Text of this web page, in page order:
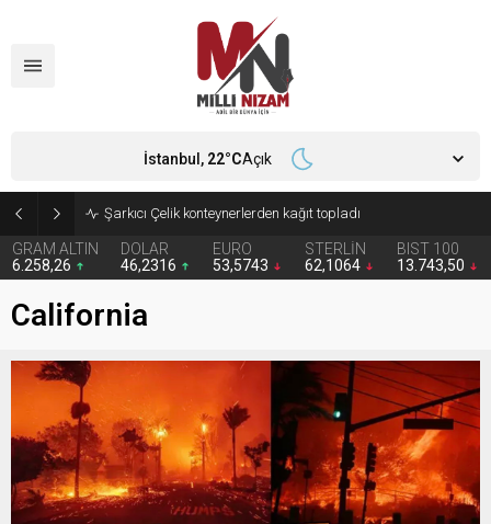
İran 2 ülkeyi birden vurdu
GRAM ALTIN
6.258,26
DOLAR
46,2316
EURO
53,5743
STERLİN
62,1064
BIST 100
13.743,50
İstanbul, 22°CAçık
California